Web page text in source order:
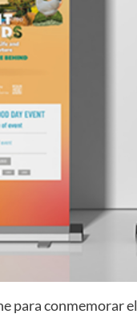
para conmemorar el